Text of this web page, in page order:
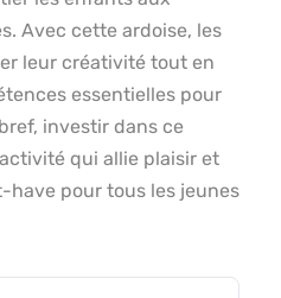
Avec cette ardoise, les
leur créativité tout en
essentielles pour
investir dans ce
qui allie plaisir et
pour tous les jeunes